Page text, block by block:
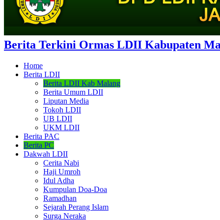
Berita Terkini Ormas LDII Kabupaten
Home
Berita LDII
Berita LDII Kab Malang
Berita Umum LDII
Liputan Media
Tokoh LDII
UB LDII
UKM LDII
Berita PAC
Berita PC
Dakwah LDII
Cerita Nabi
Haji Umroh
Idul Adha
Kumpulan Doa-Doa
Ramadhan
Sejarah Perang Islam
Surga Neraka